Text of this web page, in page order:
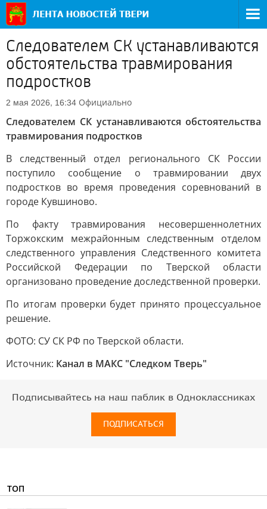
Следователем СК устанавливаются
обстоятельства травмирования
подростков
2 мая 2026, 16:34 Официально
Следователем СК устанавливаются обстоятельства
травмирования подростков
В следственный отдел регионального СК России
поступило сообщение о травмировании двух
подростков во время проведения соревнований в
городе Кувшиново.
По факту травмирования несовершеннолетних
Торжокским межрайонным следственным отделом
следственного управления Следственного комитета
Российской Федерации по Тверской области
организовано проведение доследственной проверки.
По итогам проверки будет принято процессуальное
решение.
ФОТО: СУ СК РФ по Тверской области.
Источник: Канал в МАКС "Следком Тверь"
Подписывайтесь на наш паблик в Одноклассниках
ПОДПИСАТЬСЯ
ТОП